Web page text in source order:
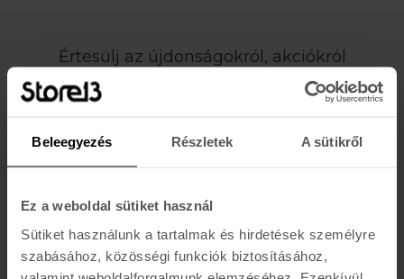
Beleegyezés Részletek A sütikről
Ez a weboldal sütiket használ
Sütiket használunk a tartalmak és hirdetések személyre
szabásához, közösségi funkciók biztosításához,
Értesülj az újdonságokról, akciókról
E-MAIL
K A R O L I N A 17 / B
Hétfő - Péntek: 11:00 - 19:00
Szombat: 10:00 - 19:00